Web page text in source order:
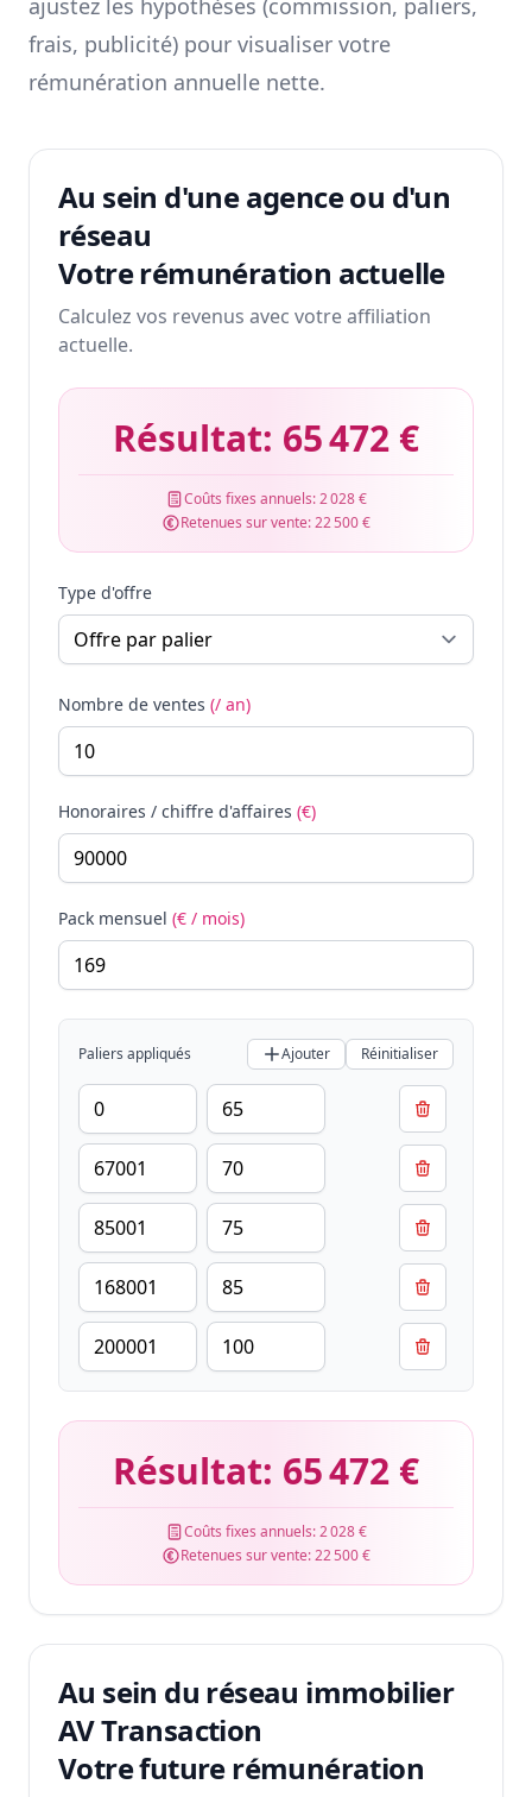
ajustez les hypothèses (commission, paliers,
frais, publicité) pour visualiser votre
rémunération annuelle nette.
Au sein d'une agence ou d'un
réseau
Votre rémunération actuelle
Calculez vos revenus avec votre affiliation
actuelle.
Résultat: 65 472 €
Coûts fixes annuels:2 028 €
Retenues sur vente:22 500 €
Type d'offre
Nombre de ventes (/ an)
Honoraires / chiffre d'affaires (€)
Pack mensuel (€ / mois)
Paliers appliqués Ajouter Réinitialiser
Résultat: 65 472 €
Coûts fixes annuels:2 028 €
Retenues sur vente:22 500 €
Au sein du réseau immobilier
AV Transaction
Votre future rémunération